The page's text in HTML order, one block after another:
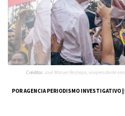
POR AGENCIA PERIODISMO INVESTIGATIVO |
Créditos:José Manuel Restrepo, vicepresidente